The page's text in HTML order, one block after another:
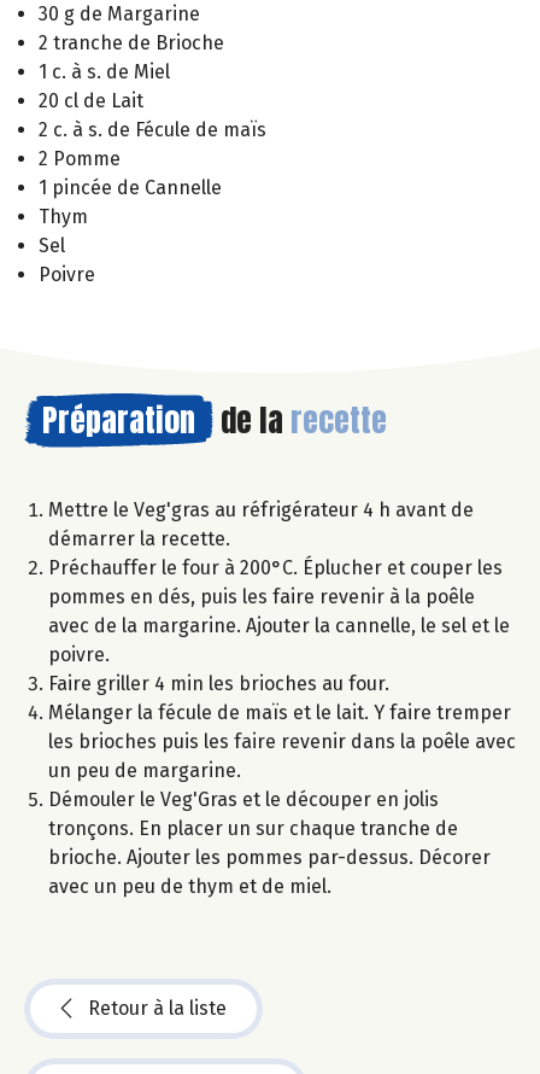
30 g de Margarine
2 tranche de Brioche
1 c. à s. de Miel
20 cl de Lait
2 c. à s. de Fécule de maïs
2 Pomme
1 pincée de Cannelle
Thym
Sel
Poivre
Préparation de la recette
Mettre le Veg'gras au réfrigérateur 4 h avant de
démarrer la recette.
Préchauffer le four à 200°C. Éplucher et couper les
pommes en dés, puis les faire revenir à la poêle
avec de la margarine. Ajouter la cannelle, le sel et le
poivre.
Faire griller 4 min les brioches au four.
Mélanger la fécule de maïs et le lait. Y faire tremper
les brioches puis les faire revenir dans la poêle avec
un peu de margarine.
Démouler le Veg'Gras et le découper en jolis
tronçons. En placer un sur chaque tranche de
brioche. Ajouter les pommes par-dessus. Décorer
avec un peu de thym et de miel.
Retour à la liste